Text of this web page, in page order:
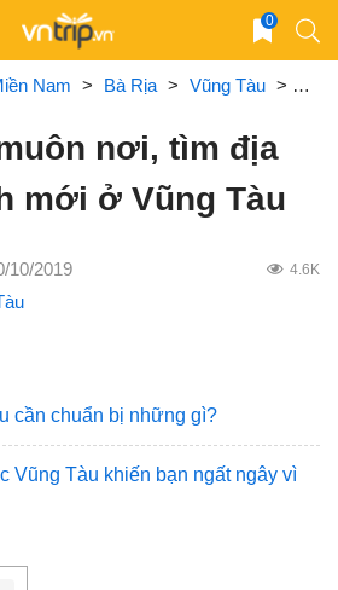
0
Nam > Bà Rịa > Vũng Tàu >
nơi, tìm địa
mới ở Vũng Tàu
10/2019 4.6K
cần chuẩn bị những gì?
Vũng Tàu khiến bạn ngất ngây vì